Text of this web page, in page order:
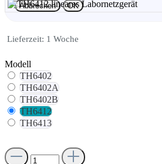
Abbrechen OK
Lieferzeit: 1 Woche
Modell
TH6402
TH6402A
TH6402B
TH6412
TH6413